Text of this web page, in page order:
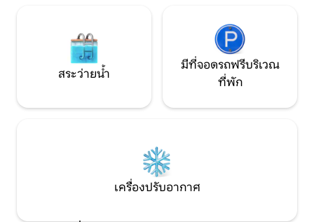
สระว่ายน้ำ
มีที่จอดรถฟรีบริเวณ
ที่พัก
เครื่องปรับอากาศ